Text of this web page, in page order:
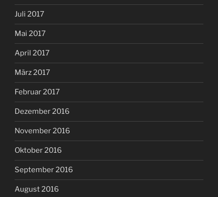
Juli 2017
Mai 2017
April 2017
März 2017
Februar 2017
Dezember 2016
November 2016
Oktober 2016
September 2016
August 2016